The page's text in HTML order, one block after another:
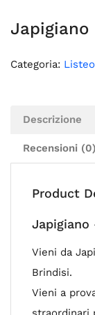
Categoria:
Descrizione
Recensioni (0)
Product
Japigiano
Vieni da
Brindisi.
Vieni a